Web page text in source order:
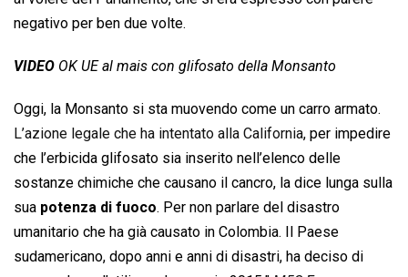
negativo per ben due volte.
VIDEO OK UE al mais con glifosato della Monsanto
Oggi, la Monsanto si sta muovendo come un carro armato.
L’azione legale che ha intentato alla California, per impedire
che l’erbicida glifosato sia inserito nell’elenco delle
sostanze chimiche che causano il cancro, la dice lunga sulla
sua potenza di fuoco. Per non parlare del disastro
umanitario che ha già causato in Colombia. Il Paese
sudamericano, dopo anni e anni di disastri, ha deciso di